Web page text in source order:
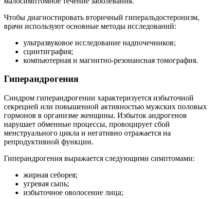
Чтобы диагностировать вторичный гиперальдостеронизм,
врачи используют основные методы исследований:
ультразвуковое исследование надпочечников;
сцинтиграфия;
компьютерная и магнитно-резонансная томография.
Гиперандрогения
Синдром гиперандрогении характеризуется избыточной
секрецией или повышенной активностью мужских половых
гормонов в организме женщины. Избыток андрогенов
нарушает обменные процессы, провоцирует сбой
менструального цикла и негативно отражается на
репродуктивной функции.
Гиперандрогения выражается следующими симптомами:
жирная себорея;
угревая сыпь;
избыточное оволосение лица;